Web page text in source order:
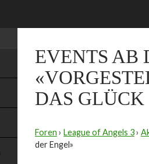
EVENTS AB
DAS GLÜCK
Foren › League of Angels 3›
der Engel»